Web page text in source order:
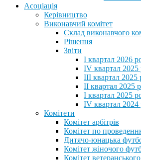
Асоціація
Керівництво
Виконавчий комітет
Склад виконавчого
Рішення
Звіти
I квартал 2026
IV квартал 2025
III квартал 2025
II квартал 2025
I квартал 2025
IV квартал 2024
Комітети
Комітет арбітрів
Комітет по
Дитячо-юнацька
Комітет жіночого
Комітет